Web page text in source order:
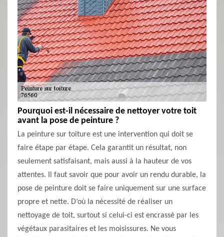
Pourquoi est-il nécessaire de nettoyer votre toit
avant la pose de peinture ?
La peinture sur toiture est une intervention qui doit se
faire étape par étape. Cela garantit un résultat, non
seulement satisfaisant, mais aussi à la hauteur de vos
attentes. Il faut savoir que pour avoir un rendu durable, la
pose de peinture doit se faire uniquement sur une surface
propre et nette. D’où la nécessité de réaliser un
nettoyage de toit, surtout si celui-ci est encrassé par les
végétaux parasitaires et les moisissures. Ne vous